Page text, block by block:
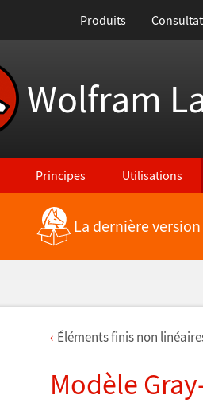
Produits
Wolfram
Principes Utilisations
La dernière
Éléments finis non liné
Modèle